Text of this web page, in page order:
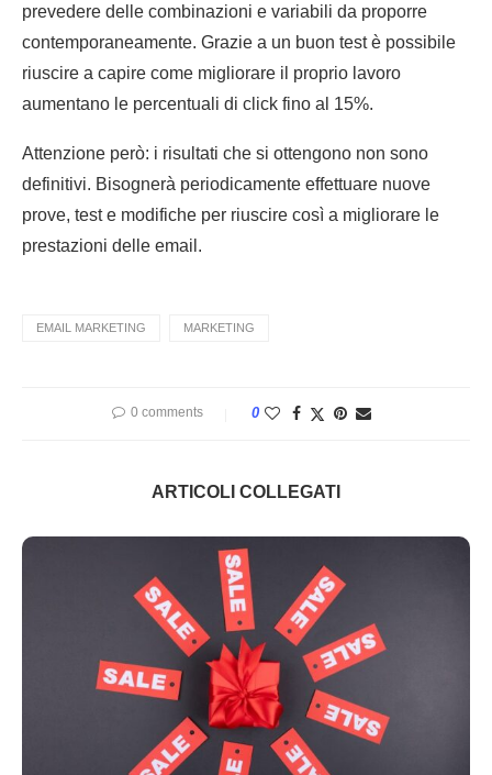
prevedere delle combinazioni e variabili da proporre
contemporaneamente. Grazie a un buon test è possibile
riuscire a capire come migliorare il proprio lavoro
aumentano le percentuali di click fino al 15%.
Attenzione però: i risultati che si ottengono non sono
definitivi. Bisognerà periodicamente effettuare nuove
prove, test e modifiche per riuscire così a migliorare le
prestazioni delle email.
EMAIL MARKETING MARKETING
0 comments 0
ARTICOLI COLLEGATI